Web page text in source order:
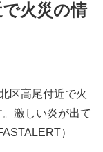
火災の情
区高尾付近で火
激しい炎が出て
）